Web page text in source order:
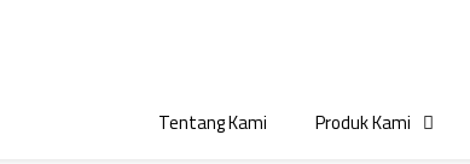
Tentang Kami Produk Kami